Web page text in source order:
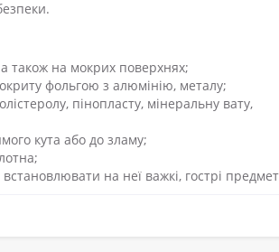
також на мокрих поверхнях;
фольгою з алюмінію, металу;
пінопласту, мінеральну вату,
кута або до зламу;
на неї важкі, гострі